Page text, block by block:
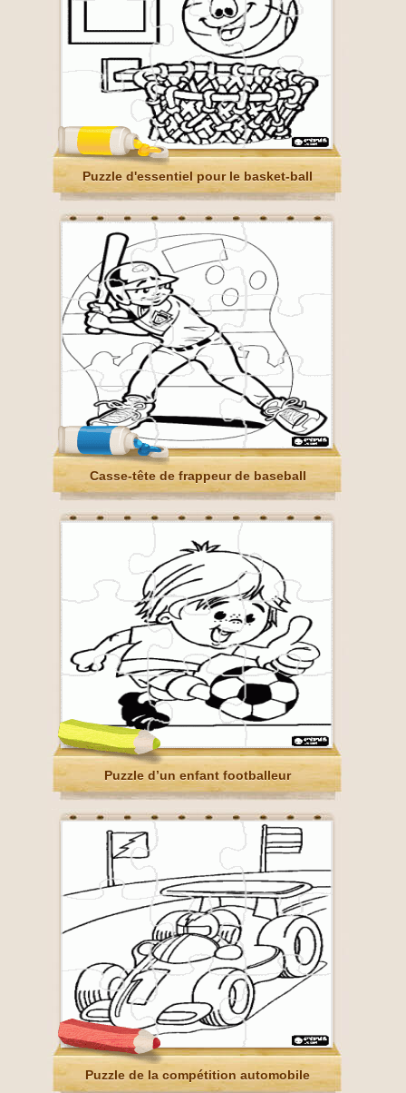
Puzzle d'essentiel pour le basket-ball
Casse-tête de frappeur de baseball
Puzzle d’un enfant footballeur
Puzzle de la compétition automobile